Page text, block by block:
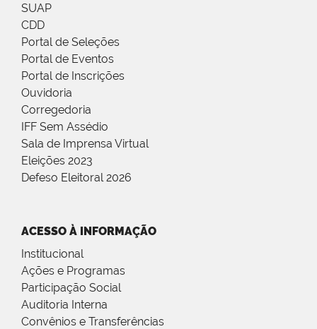
SUAP
CDD
Portal de Seleções
Portal de Eventos
Portal de Inscrições
Ouvidoria
Corregedoria
IFF Sem Assédio
Sala de Imprensa Virtual
Eleições 2023
Defeso Eleitoral 2026
ACESSO À INFORMAÇÃO
Institucional
Ações e Programas
Participação Social
Auditoria Interna
Convênios e Transferências